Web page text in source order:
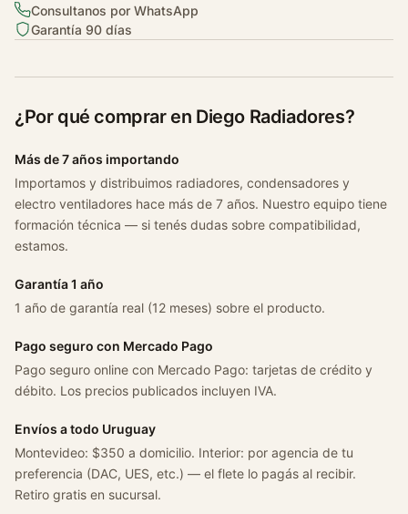
e
R
n
u
t
M
e
g
a
e
S
y
m
b
l
K
9
k
Consultanos por WhatsApp
Garantía 90 días
¿Por qué comprar en Diego Radiadores?
Más de 7 años importando
Importamos y distribuimos radiadores, condensadores y
electro ventiladores hace más de 7 años. Nuestro equipo tiene
formación técnica — si tenés dudas sobre compatibilidad,
estamos.
Garantía 1 año
1 año de garantía real (12 meses) sobre el producto.
Pago seguro con Mercado Pago
Pago seguro online con Mercado Pago: tarjetas de crédito y
débito. Los precios publicados incluyen IVA.
Envíos a todo Uruguay
Montevideo: $350 a domicilio. Interior: por agencia de tu
preferencia (DAC, UES, etc.) — el flete lo pagás al recibir.
Retiro gratis en sucursal.